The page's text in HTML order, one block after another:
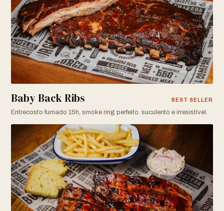
Baby Back Ribs BEST SELLER
Entrecosto fumado 15h, smoke ring perfeito. suculento e irresistivel.